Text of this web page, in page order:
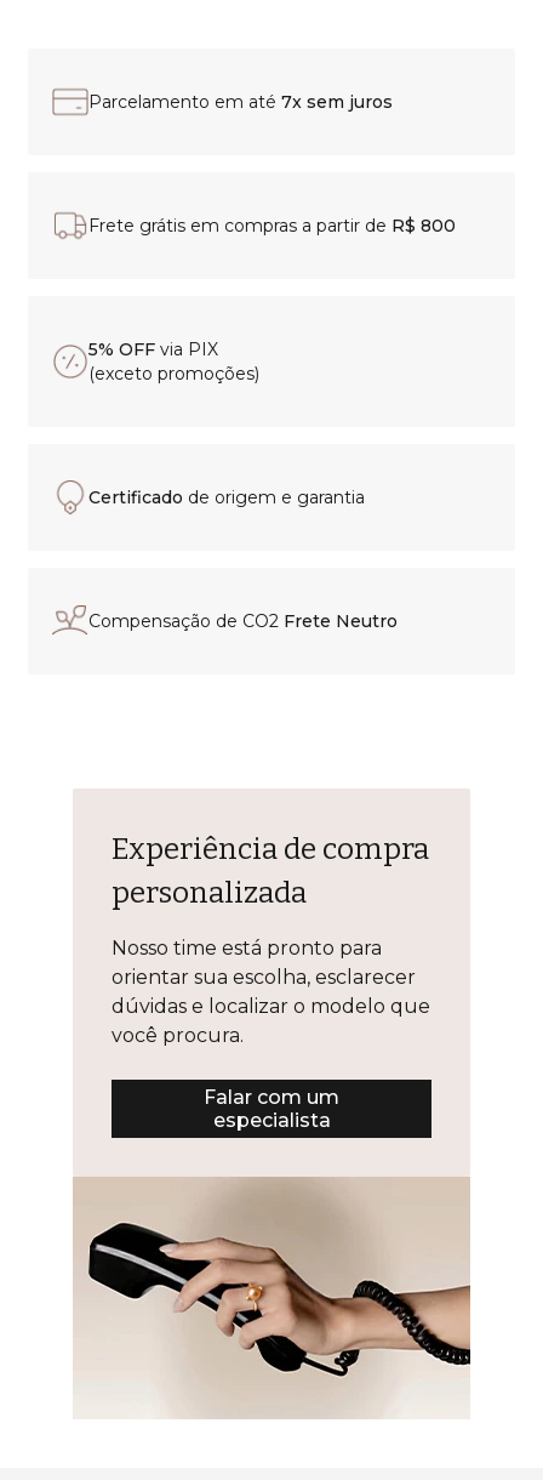
Parcelamento em até 7x sem juros
Frete grátis em compras a partir de R$ 800
5% OFF via PIX
(exceto promoções)
Certificado de origem e garantia
Compensação de CO2 Frete Neutro
Experiência de compra
personalizada
Nosso time está pronto para
orientar sua escolha, esclarecer
dúvidas e localizar o modelo que
você procura.
Falar com um
especialista